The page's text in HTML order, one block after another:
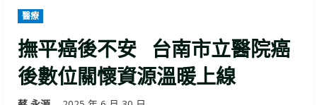
醫療
撫平癌後不安 台南市立醫院癌
後數位關懷資源溫暖上線